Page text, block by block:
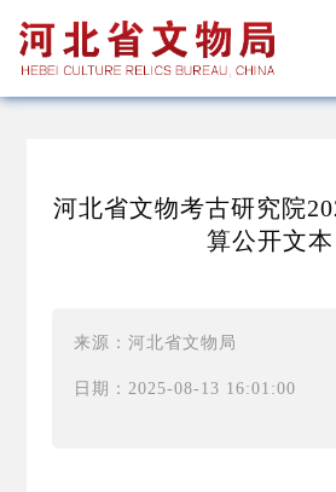
河北省文物考古研究院
算公开文本
来源：河北省文物局
日期：2025-08-13 16:01:00